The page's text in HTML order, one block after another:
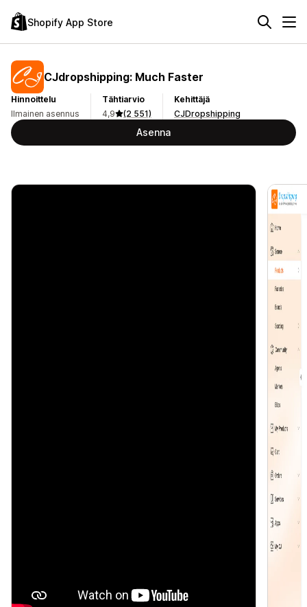
Shopify App Store
CJdropshipping: Much Faster
Hinnoittelu
Ilmainen asennus
Tähtiarvio
4,9
(2 551)
Kehittäjä
CJDropshipping
Asenna